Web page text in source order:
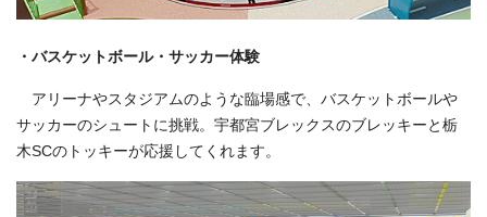
・バスケットボール・サッカー体験
アリーナやスタジアムのような臨場感で、バスケットボールや
サッカーのシュートに挑戦。宇都宮ブレックスのブレッキーと栃
木SCのトッキーが応援してくれます。